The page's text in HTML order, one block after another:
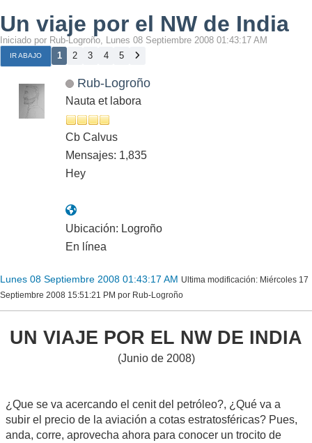
Un viaje por el NW de India
Iniciado por Rub-Logroño, Lunes 08 Septiembre 2008 01:43:17 AM
IR ABAJO 1 2 3 4 5
Rub-Logroño
Nauta et labora
Cb Calvus
Mensajes: 1,835
Hey
Ubicación: Logroño
En línea
Lunes 08 Septiembre 2008 01:43:17 AM Ultima modificación: Miércoles 17
Septiembre 2008 15:51:21 PM por Rub-Logroño
UN VIAJE POR EL NW DE INDIA
(Junio de 2008)
¿Que se va acercando el cenit del petróleo?, ¿Qué va a
subir el precio de la aviación a cotas estratosféricas? Pues,
anda, corre, aprovecha ahora para conocer un trocito de